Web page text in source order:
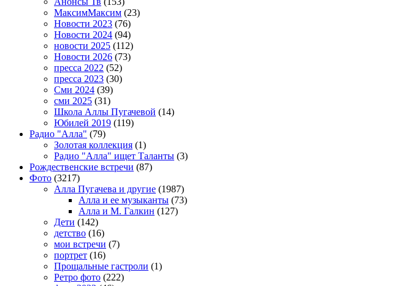
МаксимМаксим (23)
Новости 2023 (76)
Новости 2024 (94)
новости 2025 (112)
Новости 2026 (73)
пресса 2022 (52)
пресса 2023 (30)
Сми 2024 (39)
сми 2025 (31)
Школа Аллы Пугачевой (14)
Юбилей 2019 (119)
Радио "Алла" (79)
Золотая коллекция (1)
Радио "Алла" ищет Таланты (3)
Рождественские встречи (87)
Фото (3217)
Алла Пугачева и другие (1987)
Алла и ее музыканты (73)
Алла и М. Галкин (127)
Дети (142)
детство (16)
мои встречи (7)
портрет (16)
Прощальные гастроли (1)
Ретро фото (222)